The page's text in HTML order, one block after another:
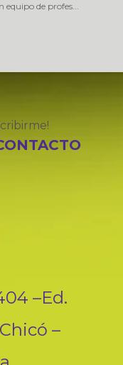
equipo de profes...
–Ed.
–